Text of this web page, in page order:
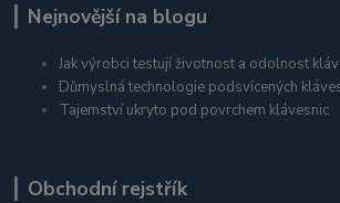
Nejnovější na blogu
Jak výrobci testují životnost a odolnost
Důmyslná technologie podsvícených
Tajemství ukryto pod povrchem klávesnic
Obchodní rejstřík